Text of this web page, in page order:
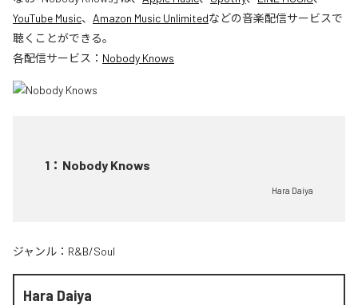
YouTube Music、 Amazon Music Unlimitedなどの音楽配信サービスで
聴くことができる。
各配信サービス： Nobody Knows
1 ： Nobody Knows
Hara Daiya
ジャンル： R&B/Soul
Hara Daiya